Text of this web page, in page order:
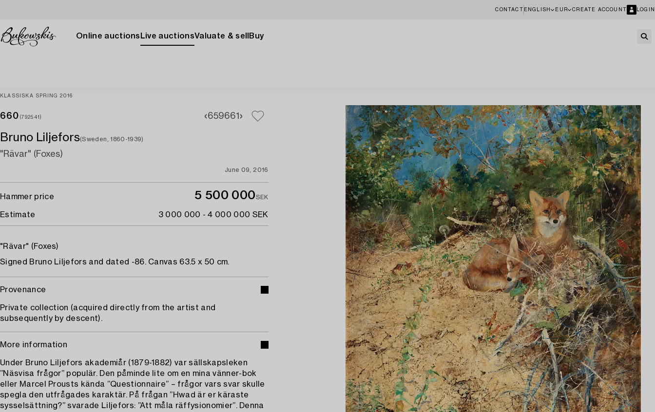
CONTACT ENGLISH EUR CREATE ACCOUNT LOGIN
Online auctions Live auctionsValuate & sell Buy
KLASSISKA SPRING 2016
660 (792541) 659661
Bruno Liljefors(Sweden, 1860-1939)
"Rävar" (Foxes)
June 09, 2016
Hammer price 5 500 000SEK
Estimate 3 000 000 - 4 000 000 SEK
"Rävar" (Foxes)
Signed Bruno Liljefors and dated -86. Canvas 63.5 x 50 cm.
Provenance
Private collection (acquired directly from the artist and
subsequently by descent).
More information
Under Bruno Liljefors akademiår (1879-1882) var sällskapsleken
”Näsvisa frågor” populär. Den påminde lite om en mina vänner-bok
eller Marcel Prousts kända ”Questionnaire” – frågor vars svar skulle
spegla den utfrågades karaktär. På frågan ”Hwad är er käraste
sysselsättning?” svarade Liljefors: ”Att måla räffysionomier”. Denna